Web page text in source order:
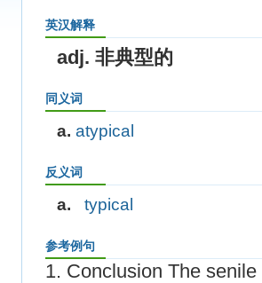
英汉解释
adj. 非典型的
同义词
a. atypical
反义词
a. typical
参考例句
1. Conclusion The